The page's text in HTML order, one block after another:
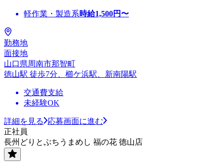
軽作業・製造系時給1,500円〜
勤務地
面接地
山口県周南市那智町
徳山駅 徒歩7分、櫛ケ浜駅、新南陽駅
交通費支給
未経験OK
詳細を見る
応募画面に進む
正社員
長州どりとぶちうまめし 福の花 徳山店